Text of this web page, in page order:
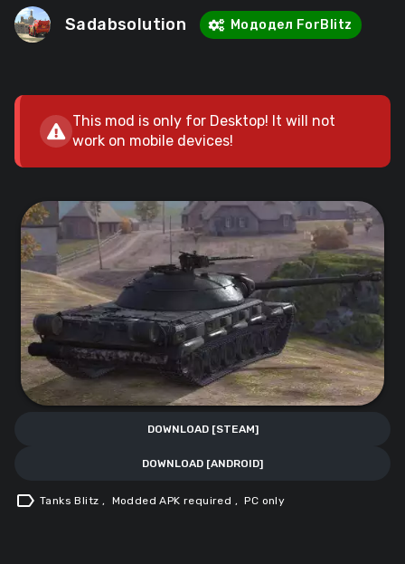
Sadabsolution Мододел ForBlitz
This mod is only for Desktop! It will not
work on mobile devices!
DOWNLOAD [STEAM]
DOWNLOAD [ANDROID]
label Tanks Blitz , Modded APK required , PC only